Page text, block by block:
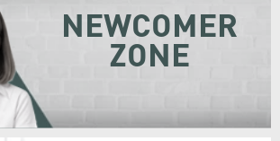
NEWCOMER
ZONE